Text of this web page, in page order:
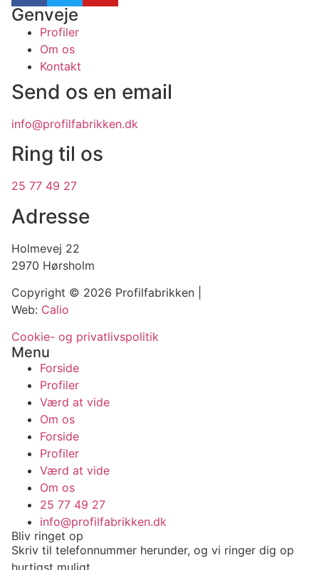
Genveje
Profiler
Om os
Kontakt
Send os en email
info@profilfabrikken.dk
Ring til os
25 77 49 27
Adresse
Holmevej 22
2970 Hørsholm
Copyright © 2026 Profilfabrikken |
Web: Calio
Cookie- og privatlivspolitik
Menu
Forside
Profiler
Værd at vide
Om os
Forside
Profiler
Værd at vide
Om os
25 77 49 27
info@profilfabrikken.dk
Bliv ringet op
Skriv til telefonnummer herunder, og vi ringer dig op